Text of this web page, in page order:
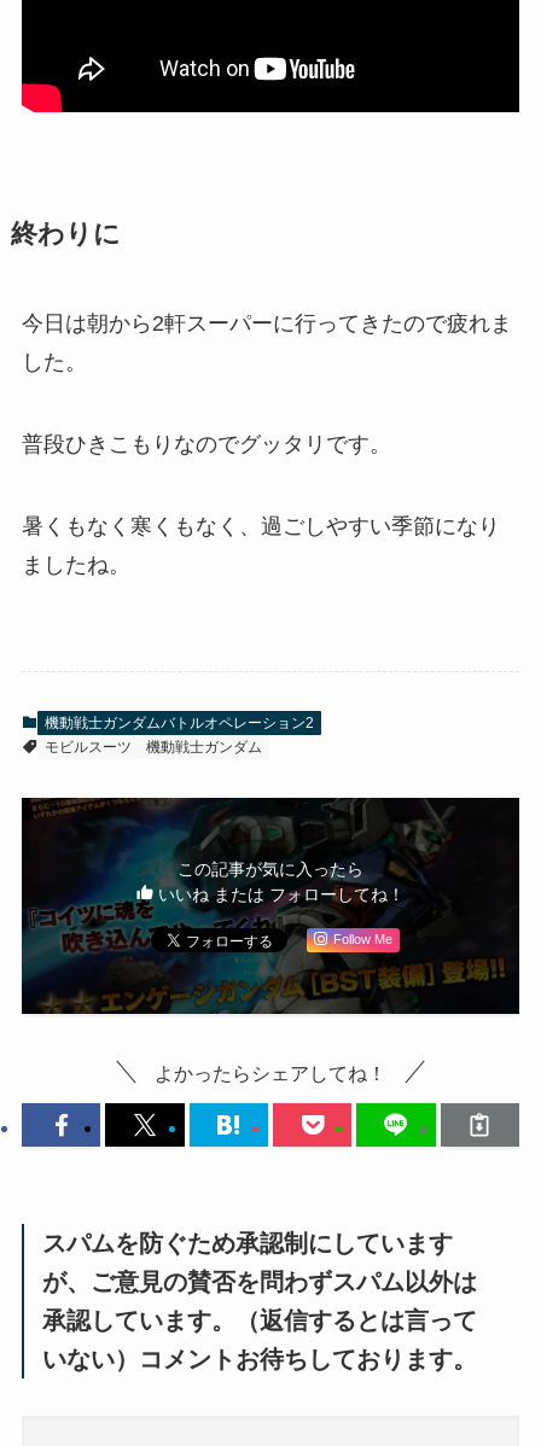
終わりに
今日は朝から2軒スーパーに行ってきたので疲れま
した。
普段ひきこもりなのでグッタリです。
暑くもなく寒くもなく、過ごしやすい季節になり
ましたね。
機動戦士ガンダムバトルオペレーション2
モビルスーツ
機動戦士ガンダム
この記事が気に入ったら
いいね または フォローしてね！
Follow Me
よかったらシェアしてね！
スパムを防ぐため承認制にしています
が、ご意見の賛否を問わずスパム以外は
承認しています。（返信するとは言って
いない）コメントお待ちしております。